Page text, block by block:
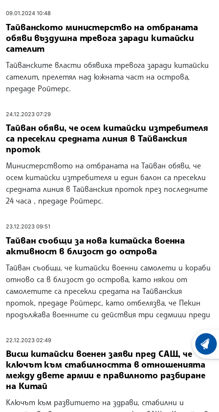
09.01.2024 10:48
Тайванското министерство на отбраната
обяви въздушна тревога заради китайски
сателит
Тайванските власти обявиха тревога заради китайски
сателит, прелетял над южната част на острова,
предаде Ройтерс.
24.12.2023 07:29
Тайван обяви, че осем китайски изтребителя
са пресекли средната линия в Тайванския
проток
Министерството на отбраната на Тайван обяви, че
осем китайски изтребителя и един балон са пресекли
средната линия в Тайванския проток през последните
24 часа , предаде Ройтерс.
23.12.2023 09:51
Тайван съобщи за нова китайска военна
активност в близост до острова
Тайван съобщи, че китайски военни самолети и кораби
отново са в близост до острова, като някои от
самолетите са пресекли средата на Тайванския
проток, предаде Ройтерс, като отбелязва, че Пекин
продължава военните си действия три седмици преди
22.12.2023 02:49
Висш китайски военен заяви пред САЩ, че
ключът към стабилността в отношенията
между двете армии е правилното разбиране
на Китай
Ключът към развитието на здрави, стабилни и